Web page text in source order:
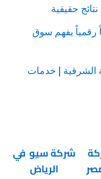
حقيقية
يفهم سوق
| خدمات
شركة سيو في
الرياض